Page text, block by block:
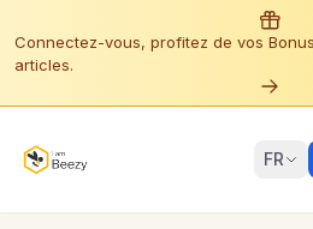
Connectez-vous, profitez de vos
articles.
FR